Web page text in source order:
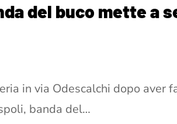
del buco mette a
in via Odescalchi dopo aver
banda del…